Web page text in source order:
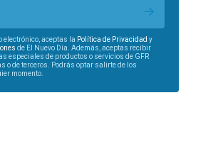
electrónico, aceptas la Política de Privacidad y
de El Nuevo Día. Además, aceptas recibir
especiales de productos o servicios de GFR
o de terceros. Podrás optar salirte de los
momento.